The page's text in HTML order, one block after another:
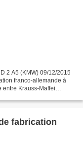
2 A5 (KMW) 09/12/2015
franco-allemande à
entre Krauss-Maffei
fabrication